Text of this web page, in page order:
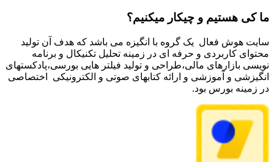
ما کی هستیم و چیکار میکنیم؟
سایت هوش فعال یک گروه با انگیزه می باشد که هدف آن تولید
محتوای کاربردی و حرفه ای در زمینه تحلیل تکنیکال و برنامه
نویسی بازارهای مالی،طراحی و تولید فیلتر هایی بورسی،پادکستهای
انگیزشی و آموزشی و ارائه کتابهای صوتی و الکترونیکی اختصاصی
در زمینه بورس بود.